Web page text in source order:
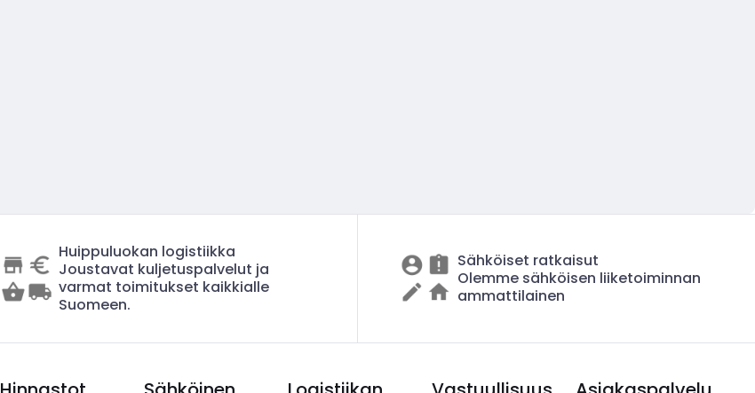
Huippuluokan logistiikka
Joustavat kuljetuspalvelut ja
varmat toimitukset kaikkialle
Suomeen.
Sähköiset ratkaisut
Olemme sähköisen liiketoiminnan
ammattilainen